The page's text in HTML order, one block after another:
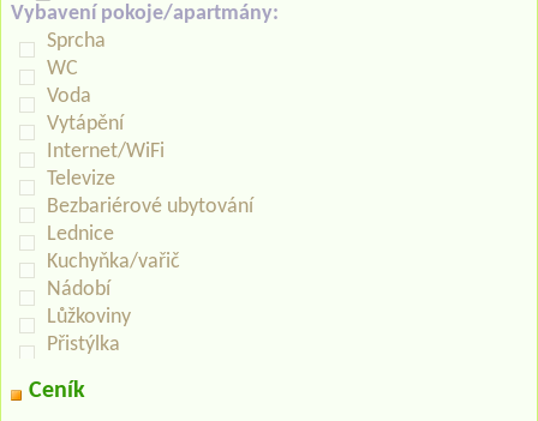
Vybavení pokoje/apartmány:
Sprcha
WC
Voda
Vytápění
Internet/WiFi
Televize
Bezbariérové ubytování
Lednice
Kuchyňka/vařič
Nádobí
Lůžkoviny
Přistýlka
Ceník